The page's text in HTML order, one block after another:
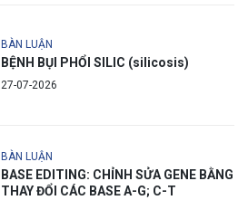
BÀN LUẬN
BỆNH BỤI PHỔI SILIC (silicosis)
27-07-2026
BÀN LUẬN
BASE EDITING: CHỈNH SỬA GENE BẰNG
THAY ĐỔI CÁC BASE A-G; C-T